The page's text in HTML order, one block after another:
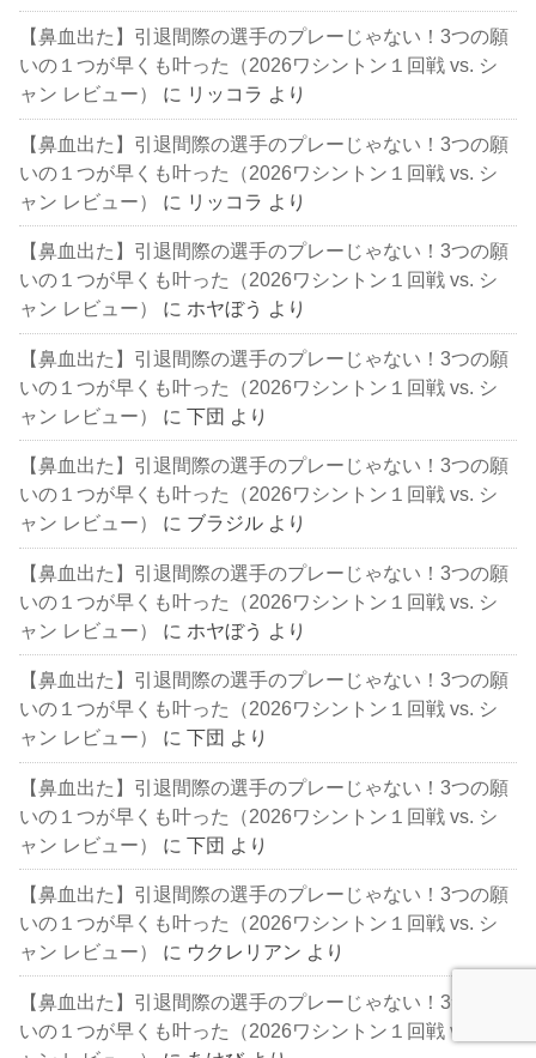
【鼻血出た】引退間際の選手のプレーじゃない！3つの願
いの１つが早くも叶った（2026ワシントン１回戦 vs. シ
ャン レビュー）
に リッコラ より
【鼻血出た】引退間際の選手のプレーじゃない！3つの願
いの１つが早くも叶った（2026ワシントン１回戦 vs. シ
ャン レビュー）
に リッコラ より
【鼻血出た】引退間際の選手のプレーじゃない！3つの願
いの１つが早くも叶った（2026ワシントン１回戦 vs. シ
ャン レビュー）
に ホヤぼう より
【鼻血出た】引退間際の選手のプレーじゃない！3つの願
いの１つが早くも叶った（2026ワシントン１回戦 vs. シ
ャン レビュー）
に下団 より
【鼻血出た】引退間際の選手のプレーじゃない！3つの願
いの１つが早くも叶った（2026ワシントン１回戦 vs. シ
ャン レビュー）
に ブラジル より
【鼻血出た】引退間際の選手のプレーじゃない！3つの願
いの１つが早くも叶った（2026ワシントン１回戦 vs. シ
ャン レビュー）
に ホヤぼう より
【鼻血出た】引退間際の選手のプレーじゃない！3つの願
いの１つが早くも叶った（2026ワシントン１回戦 vs. シ
ャン レビュー）
に下団 より
【鼻血出た】引退間際の選手のプレーじゃない！3つの願
いの１つが早くも叶った（2026ワシントン１回戦 vs. シ
ャン レビュー）
に下団 より
【鼻血出た】引退間際の選手のプレーじゃない！3つの願
いの１つが早くも叶った（2026ワシントン１回戦 vs. シ
ャン レビュー）
に ウクレリアン より
【鼻血出た】引退間際の選手のプレーじゃない！3つの願
いの１つが早くも叶った（2026ワシントン１回戦 vs. シ